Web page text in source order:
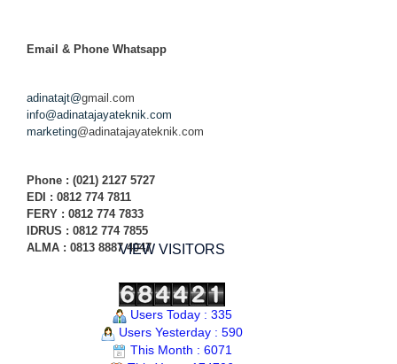
Email & Phone Whatsapp
adinatajt@gmail.com
info@adinatajayateknik.com
marketing@adinatajayateknik.com
Phone : (021) 2127 5727
EDI : 0812 774 7811
FERY : 0812 774 7833
IDRUS : 0812 774 7855
ALMA : 0813 8887 4047VIEW VISITORS
Users Today : 335
Users Yesterday : 590
This Month : 6071